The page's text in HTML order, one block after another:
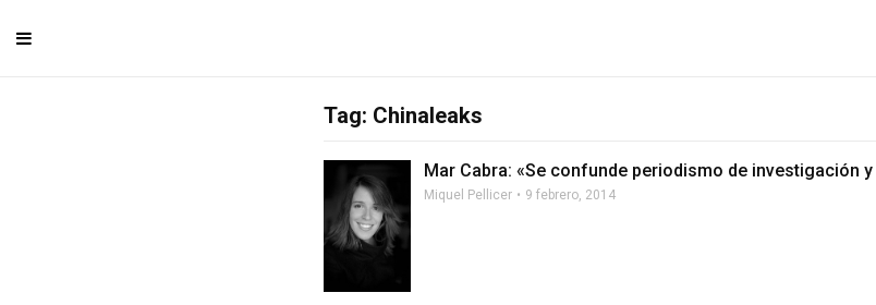
Tag: Chinaleaks
Mar Cabra: «Se confunde periodismo de investigación
Miquel Pellicer 9 febrero, 2014